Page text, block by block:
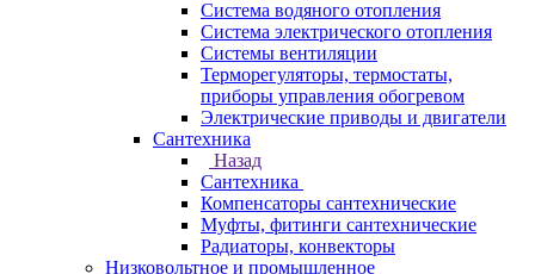
Система водяного отопления
Система электрического отопления
Системы вентиляции
Терморегуляторы, термостаты,
приборы управления обогревом
Электрические приводы и двигатели
Сантехника
Назад
Сантехника
Компенсаторы сантехнические
Муфты, фитинги сантехнические
Радиаторы, конвекторы
Низковольтное и промышленное